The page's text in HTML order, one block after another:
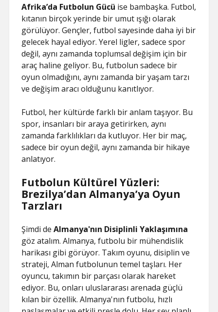
Afrika’da Futbolun Gücü ise bambaşka. Futbol,
kıtanın birçok yerinde bir umut ışığı olarak
görülüyor. Gençler, futbol sayesinde daha iyi bir
gelecek hayal ediyor. Yerel ligler, sadece spor
değil, aynı zamanda toplumsal değişim için bir
araç haline geliyor. Bu, futbolun sadece bir
oyun olmadığını, aynı zamanda bir yaşam tarzı
ve değişim aracı olduğunu kanıtlıyor.
Futbol, her kültürde farklı bir anlam taşıyor. Bu
spor, insanları bir araya getirirken, aynı
zamanda farklılıkları da kutluyor. Her bir maç,
sadece bir oyun değil, aynı zamanda bir hikaye
anlatıyor.
Futbolun Kültürel Yüzleri:
Brezilya’dan Almanya’ya Oyun
Tarzları
Şimdi deAlmanya'nın Disiplinli Yaklaşımına
göz atalım. Almanya, futbolu bir mühendislik
harikası gibi görüyor. Takım oyunu, disiplin ve
strateji, Alman futbolunun temel taşları. Her
oyuncu, takımın bir parçası olarak hareket
ediyor. Bu, onları uluslararası arenada güçlü
kılan bir özellik. Almanya'nın futbolu, hızlı